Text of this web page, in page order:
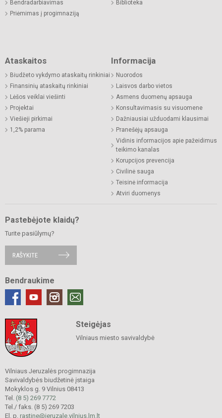
Bendradarbiavimas
Priėmimas į progimnaziją
Biblioteka
Ataskaitos
Biudžeto vykdymo ataskaitų rinkiniai
Finansinių ataskaitų rinkiniai
Lėšos veiklai viešinti
Projektai
Viešieji pirkimai
1,2% parama
Informacija
Nuorodos
Laisvos darbo vietos
Asmens duomenų apsauga
Konsultavimasis su visuomene
Dažniausiai užduodami klausimai
Pranešėjų apsauga
Vidinis informacijos apie pažeidimus
teikimo kanalas
Korupcijos prevencija
Civilinė sauga
Teisinė informacija
Atviri duomenys
Pastebėjote klaidų?
Turite pasiūlymų?
RAŠYKITE
Bendraukime
Steigėjas
Vilniaus miesto savivaldybė
Vilniaus Jeruzalės progimnazija
Savivaldybės biudžetinė įstaiga
Mokyklos g. 9 Vilnius 08413
Tel. (8 5) 269 7772
Tel./ faks. (8 5) 269 7203
El. p. rastine@jeruzale.vilnius.lm.lt